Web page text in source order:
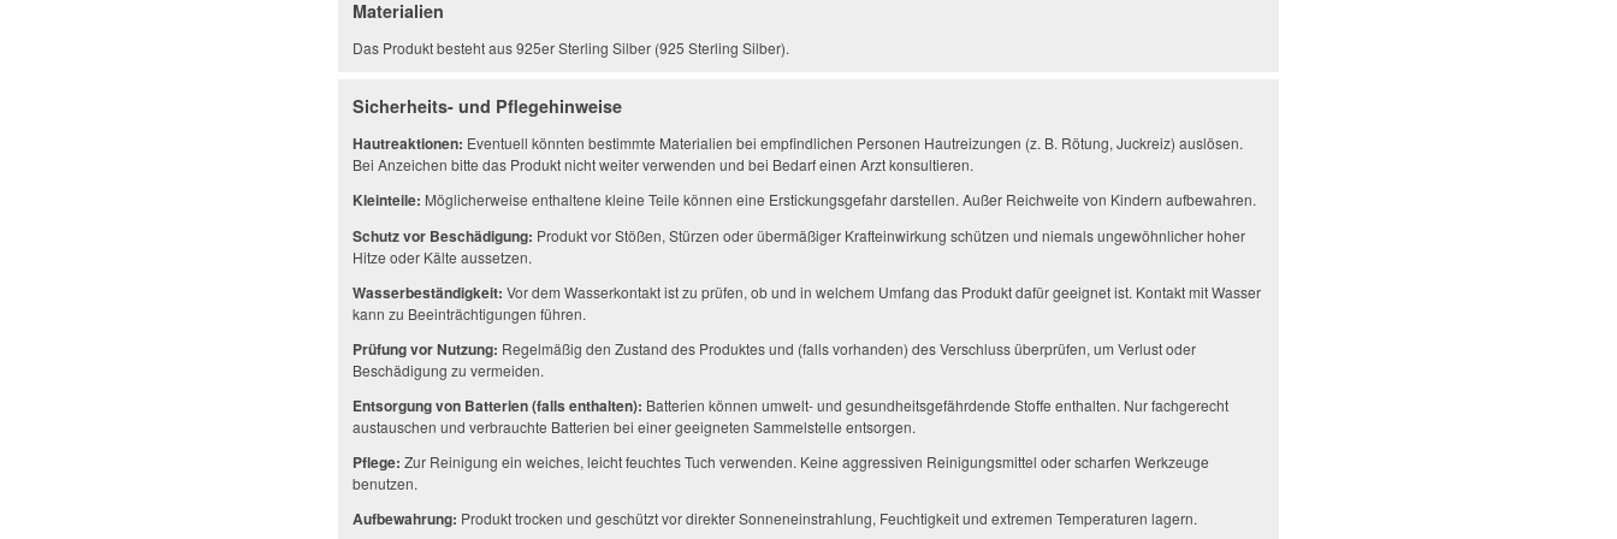
Materialien
Das Produkt besteht aus 925er Sterling Silber (925 Sterling Silber).
Sicherheits- und Pflegehinweise
Hautreaktionen: Eventuell könnten bestimmte Materialien bei empfindlichen Personen Hautreizungen (z. B. Rötung, Juckreiz) auslösen.
Bei Anzeichen bitte das Produkt nicht weiter verwenden und bei Bedarf einen Arzt konsultieren.
Kleinteile: Möglicherweise enthaltene kleine Teile können eine Erstickungsgefahr darstellen. Außer Reichweite von Kindern aufbewahren.
Schutz vor Beschädigung: Produkt vor Stößen, Stürzen oder übermäßiger Krafteinwirkung schützen und niemals ungewöhnlicher hoher
Hitze oder Kälte aussetzen.
Wasserbeständigkeit: Vor dem Wasserkontakt ist zu prüfen, ob und in welchem Umfang das Produkt dafür geeignet ist. Kontakt mit Wasser
kann zu Beeinträchtigungen führen.
Prüfung vor Nutzung: Regelmäßig den Zustand des Produktes und (falls vorhanden) des Verschluss überprüfen, um Verlust oder
Beschädigung zu vermeiden.
Entsorgung von Batterien (falls enthalten): Batterien können umwelt- und gesundheitsgefährdende Stoffe enthalten. Nur fachgerecht
austauschen und verbrauchte Batterien bei einer geeigneten Sammelstelle entsorgen.
Pflege: Zur Reinigung ein weiches, leicht feuchtes Tuch verwenden. Keine aggressiven Reinigungsmittel oder scharfen Werkzeuge
benutzen.
Aufbewahrung: Produkt trocken und geschützt vor direkter Sonneneinstrahlung, Feuchtigkeit und extremen Temperaturen lagern.